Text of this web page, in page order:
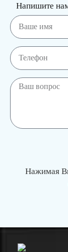
Напишите
Нажимая